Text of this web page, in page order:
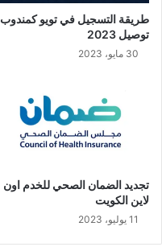
طريقة التسجيل في تويو كمندوب
توصيل 2023
30 مايو، 2023
تجديد الضمان الصحي للخدم اون
لاين الكويت
11 يوليو، 2023